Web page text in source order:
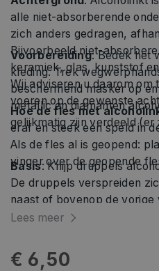
alle niet-absorberende ondergronden. Alcoholinkt kan
zich anders gedragen,
Bijvoorbeeld niet-
keramiek, glas, kunststof en vele andere materialen.
Wij adviseren u daarom om testapplicaties uit te
voeren op de gewenste
Voorbereiding: Bedek het
kleding. Trek
beschermend masker op
metallic en diamanten
gelijkmatig zijn verdeeld (er
Hoe de fles met
eraf en steek een speld in de bovenkant van de flestip.
Als de fles al is geopend: plaats een
vinger over de geopende
Basis: Knijp druppels
De druppels verspreiden
naast of bovenop de
deze de eerste vervangen.
Lees meer
€ 6,50